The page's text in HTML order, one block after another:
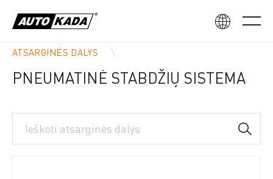
ATSARGINĖS DALYS
PNEUMATINĖ STABDŽIŲ SISTEMA